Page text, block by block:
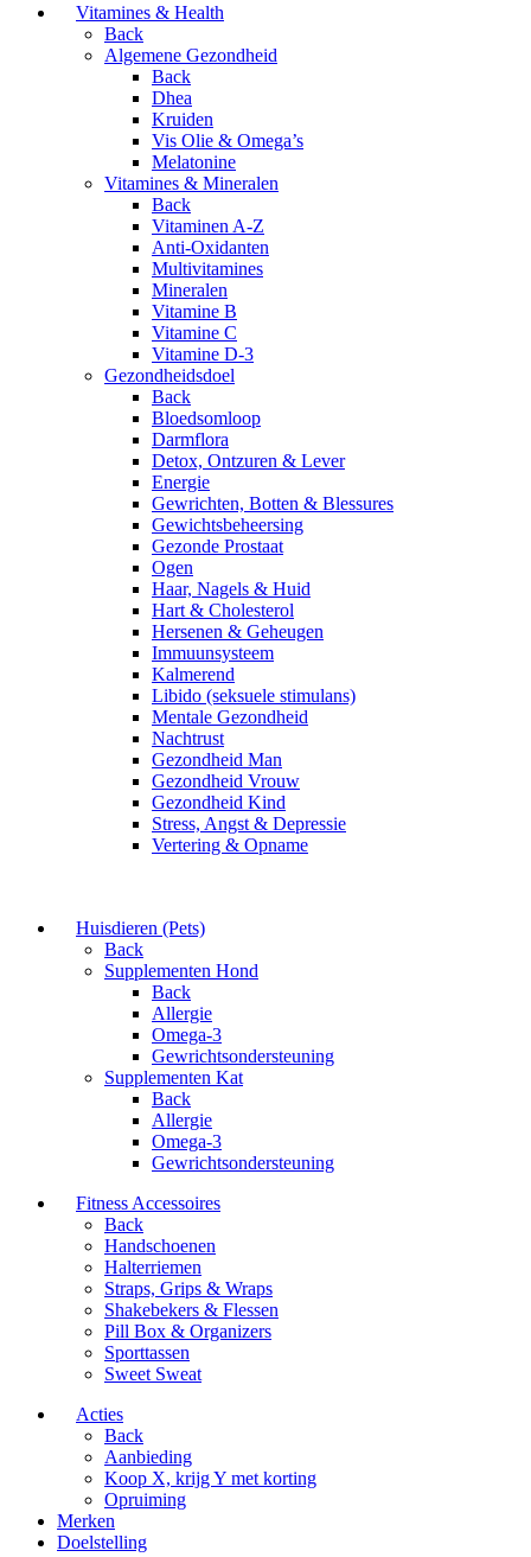
Vitamines & Health
Back
Algemene Gezondheid
Back
Dhea
Kruiden
Vis Olie & Omega’s
Melatonine
Vitamines & Mineralen
Back
Vitaminen A-Z
Anti-Oxidanten
Multivitamines
Mineralen
Vitamine B
Vitamine C
Vitamine D-3
Gezondheidsdoel
Back
Bloedsomloop
Darmflora
Detox, Ontzuren & Lever
Energie
Gewrichten, Botten & Blessures
Gewichtsbeheersing
Gezonde Prostaat
Ogen
Haar, Nagels & Huid
Hart & Cholesterol
Hersenen & Geheugen
Immuunsysteem
Kalmerend
Libido (seksuele stimulans)
Mentale Gezondheid
Nachtrust
Gezondheid Man
Gezondheid Vrouw
Gezondheid Kind
Stress, Angst & Depressie
Vertering & Opname
Huisdieren (Pets)
Back
Supplementen Hond
Back
Allergie
Omega-3
Gewrichtsondersteuning
Supplementen Kat
Back
Allergie
Omega-3
Gewrichtsondersteuning
Fitness Accessoires
Back
Handschoenen
Halterriemen
Straps, Grips & Wraps
Shakebekers & Flessen
Pill Box & Organizers
Sporttassen
Sweet Sweat
Acties
Back
Aanbieding
Koop X, krijg Y met korting
Opruiming
Merken
Doelstelling